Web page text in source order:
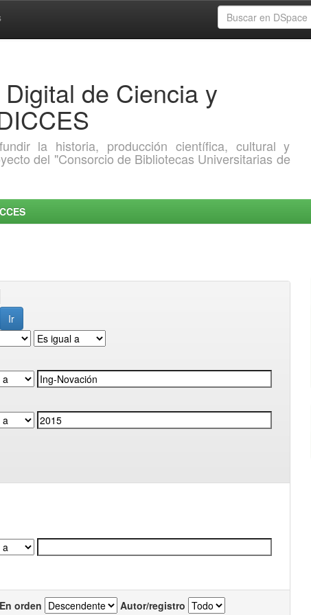
de Ciencia y
la historia, producción científica, cultural y
del "Consorcio de Bibliotecas Universitarias de
En orden Autor/registro